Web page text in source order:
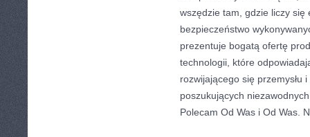
wszędzie tam, gdzie liczy
bezpieczeństwo
prezentuje bogatą ofertę
technologii, które
rozwijającego się przemysłu
poszukujących
Polecam Od Was i Od Was.